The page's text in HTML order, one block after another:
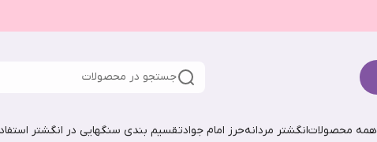
جستجو در محصولات
همه محصولاتانگشتر مردانهحرز امام جوادتقسیم بندی سنگهایی در انگشتر